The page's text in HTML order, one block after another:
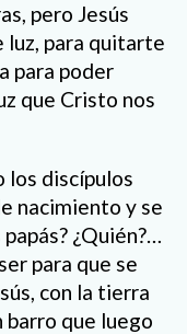
pero Jesús
luz, para quitarte
para poder
que Cristo nos
los discípulos
nacimiento y se
¿Quién?…
para que se
con la tierra
barro que luego